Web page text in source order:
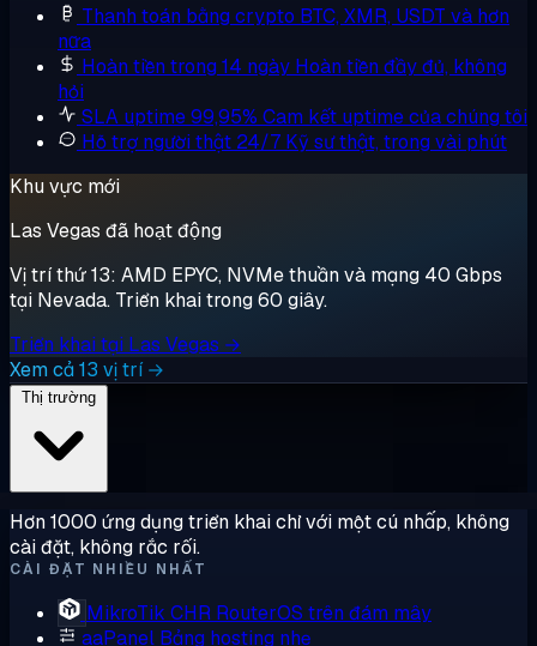
Thanh toán bằng crypto BTC, XMR, USDT và hơn
nữa
Hoàn tiền trong 14 ngày Hoàn tiền đầy đủ, không
hỏi
SLA uptime 99,95% Cam kết uptime của chúng tôi
Hỗ trợ người thật 24/7 Kỹ sư thật, trong vài phút
Khu vực mới
Las Vegas đã hoạt động
Vị trí thứ 13: AMD EPYC, NVMe thuần và mạng 40 Gbps
tại Nevada. Triển khai trong 60 giây.
Triển khai tại Las Vegas →
Xem cả 13 vị trí →
Hơn 1000 ứng dụng triển khai chỉ với một cú nhấp, không
cài đặt, không rắc rối.
CÀI ĐẶT NHIỀU NHẤT
MikroTik CHR RouterOS trên đám mây
aaPanel Bảng hosting nhẹ